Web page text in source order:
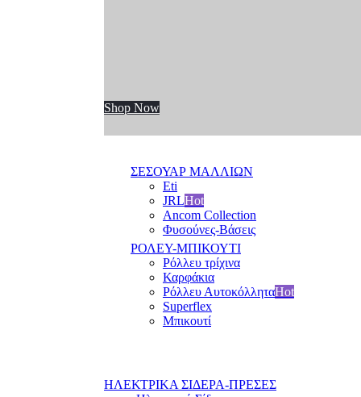
Shop Now
ΣΕΣΟΥΑΡ ΜΑΛΛΙΩΝ
Eti
JRLHot
Ancom Collection
Φυσούνες-Βάσεις
ΡΟΛΕΥ-ΜΠΙΚΟΥΤΙ
Ρόλλευ τρίχινα
Καρφάκια
Ρόλλευ ΑυτοκόλληταHot
Superflex
Μπικουτί
ΗΛΕΚΤΡΙΚΑ ΣΙΔΕΡΑ-ΠΡΕΣΕΣ